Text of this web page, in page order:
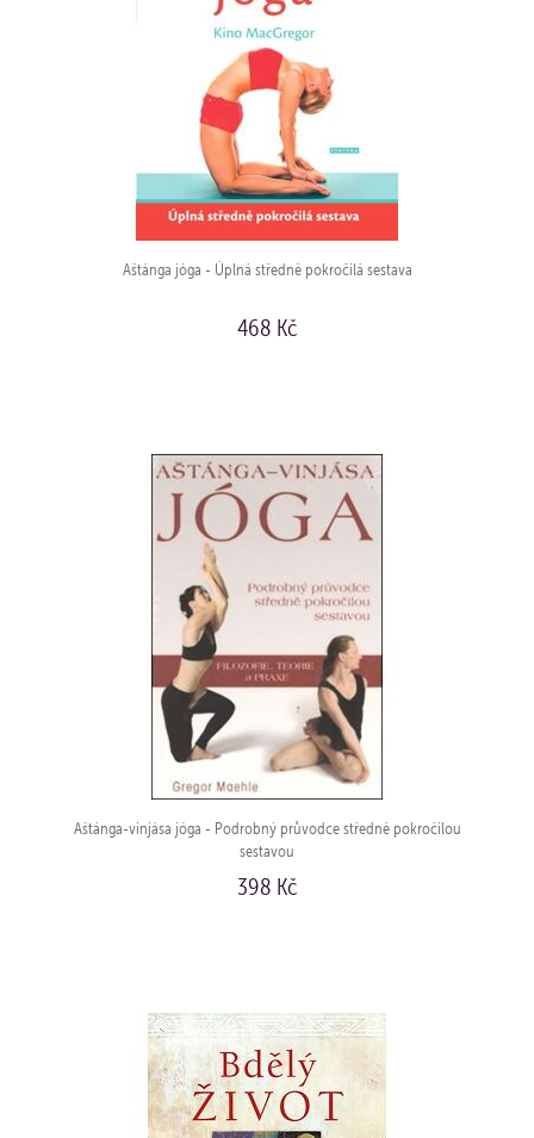
Aštánga jóga - Úplná středně pokročilá sestava
468 Kč
Aštánga-vinjása jóga - Podrobný průvodce středně pokročilou
sestavou
398 Kč